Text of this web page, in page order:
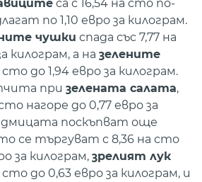
са с 16,54 на сто по-
по 1,10 евро за килограм.
чушки спада със 7,77 на
килограм, а на зелените
сто до 1,94 евро за килограм.
при зелената салата,
нагоре до 0,77 евро за
поскъпват още
се търгуват с 8,36 на сто
за килограм, зрелият лук
сто до 0,63 евро за килограм, и